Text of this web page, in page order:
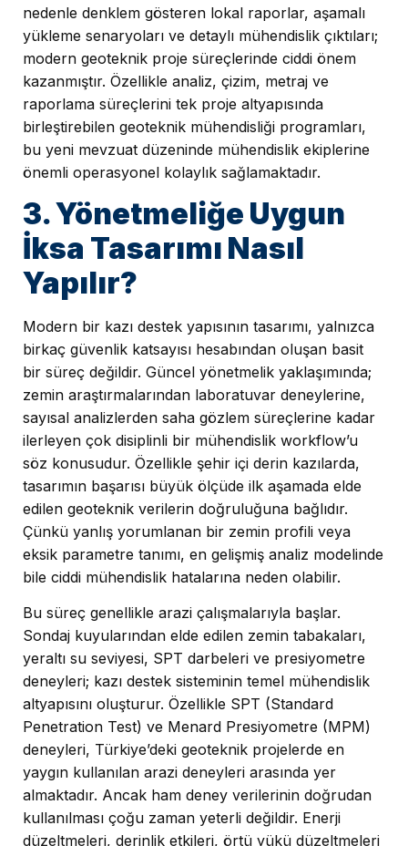
nedenle denklem gösteren lokal raporlar, aşamalı
yükleme senaryoları ve detaylı mühendislik çıktıları;
modern geoteknik proje süreçlerinde ciddi önem
kazanmıştır. Özellikle analiz, çizim, metraj ve
raporlama süreçlerini tek proje altyapısında
birleştirebilen geoteknik mühendisliği programları,
bu yeni mevzuat düzeninde mühendislik ekiplerine
önemli operasyonel kolaylık sağlamaktadır.
3. Yönetmeliğe Uygun
İksa Tasarımı Nasıl
Yapılır?
Modern bir kazı destek yapısının tasarımı, yalnızca
birkaç güvenlik katsayısı hesabından oluşan basit
bir süreç değildir. Güncel yönetmelik yaklaşımında;
zemin araştırmalarından laboratuvar deneylerine,
sayısal analizlerden saha gözlem süreçlerine kadar
ilerleyen çok disiplinli bir mühendislik workflow’u
söz konusudur. Özellikle şehir içi derin kazılarda,
tasarımın başarısı büyük ölçüde ilk aşamada elde
edilen geoteknik verilerin doğruluğuna bağlıdır.
Çünkü yanlış yorumlanan bir zemin profili veya
eksik parametre tanımı, en gelişmiş analiz modelinde
bile ciddi mühendislik hatalarına neden olabilir.
Bu süreç genellikle arazi çalışmalarıyla başlar.
Sondaj kuyularından elde edilen zemin tabakaları,
yeraltı su seviyesi, SPT darbeleri ve presiyometre
deneyleri; kazı destek sisteminin temel mühendislik
altyapısını oluşturur. Özellikle SPT (Standard
Penetration Test) ve Menard Presiyometre (MPM)
deneyleri, Türkiye’deki geoteknik projelerde en
yaygın kullanılan arazi deneyleri arasında yer
almaktadır. Ancak ham deney verilerinin doğrudan
kullanılması çoğu zaman yeterli değildir. Enerji
düzeltmeleri, derinlik etkileri, örtü yükü düzeltmeleri